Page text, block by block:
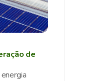
de